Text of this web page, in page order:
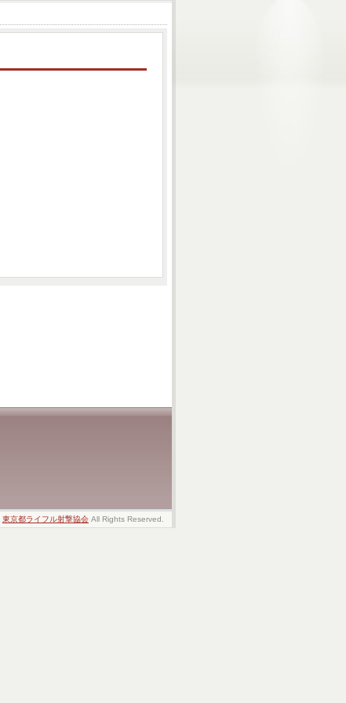
東京都ライフル射撃協会 All Rights Reserved.